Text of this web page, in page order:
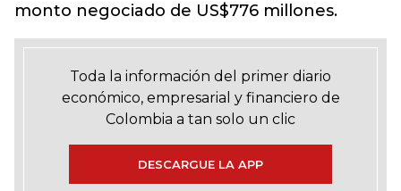
monto negociado de US$776 millones.
Toda la información del primer diario
económico, empresarial y financiero de
Colombia a tan solo un clic
DESCARGUE LA APP